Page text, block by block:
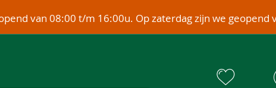
van 08:00 t/m 16:00u. Op zaterdag zijn we geopend